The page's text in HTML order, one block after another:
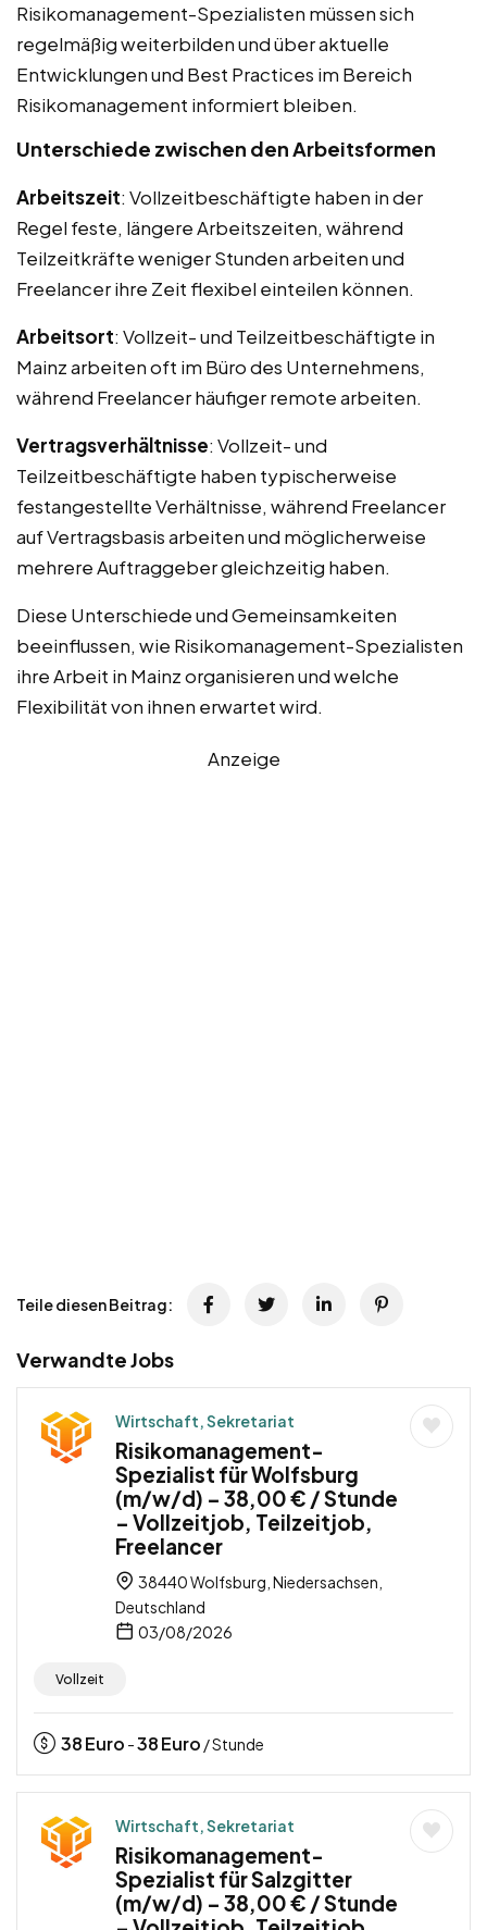
Risikomanagement-Spezialisten müssen sich
regelmäßig weiterbilden und über aktuelle
Entwicklungen und Best Practices im Bereich
Risikomanagement informiert bleiben.
Unterschiede zwischen den Arbeitsformen
Arbeitszeit: Vollzeitbeschäftigte haben in der
Regel feste, längere Arbeitszeiten, während
Teilzeitkräfte weniger Stunden arbeiten und
Freelancer ihre Zeit flexibel einteilen können.
Arbeitsort: Vollzeit- und Teilzeitbeschäftigte in
Mainz arbeiten oft im Büro des Unternehmens,
während Freelancer häufiger remote arbeiten.
Vertragsverhältnisse: Vollzeit- und
Teilzeitbeschäftigte haben typischerweise
festangestellte Verhältnisse, während Freelancer
auf Vertragsbasis arbeiten und möglicherweise
mehrere Auftraggeber gleichzeitig haben.
Diese Unterschiede und Gemeinsamkeiten
beeinflussen, wie Risikomanagement-Spezialisten
ihre Arbeit in Mainz organisieren und welche
Flexibilität von ihnen erwartet wird.
Anzeige
Teile diesen Beitrag:
Verwandte Jobs
Wirtschaft, Sekretariat
Risikomanagement-
Spezialist für Wolfsburg
(m/w/d) – 38,00 € / Stunde
– Vollzeitjob, Teilzeitjob,
Freelancer
38440 Wolfsburg, Niedersachsen,
Deutschland
03/08/2026
Vollzeit
38Euro -38Euro / Stunde
Wirtschaft, Sekretariat
Risikomanagement-
Spezialist für Salzgitter
(m/w/d) – 38,00 € / Stunde